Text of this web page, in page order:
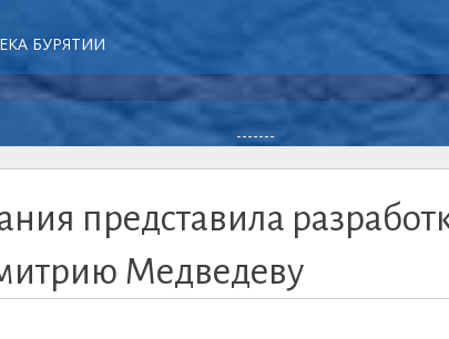
БУРЯТИИ
-------
представила
Медведеву